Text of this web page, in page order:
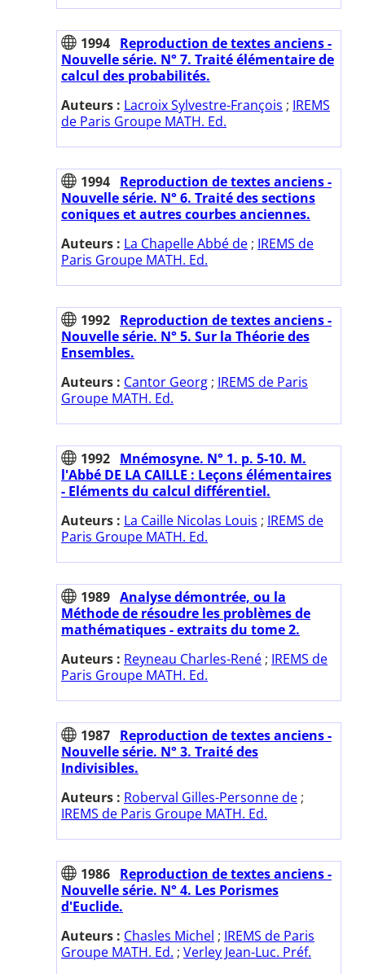
1994 Reproduction de textes anciens -
Nouvelle série. N° 7. Traité élémentaire de
calcul des probabilités.
Auteurs : Lacroix Sylvestre-François ; IREMS
de Paris Groupe MATH. Ed.
1994 Reproduction de textes anciens -
Nouvelle série. N° 6. Traité des sections
coniques et autres courbes anciennes.
Auteurs : La Chapelle Abbé de ; IREMS de
Paris Groupe MATH. Ed.
1992 Reproduction de textes anciens -
Nouvelle série. N° 5. Sur la Théorie des
Ensembles.
Auteurs : Cantor Georg ; IREMS de Paris
Groupe MATH. Ed.
1992 Mnémosyne. N° 1. p. 5-10. M.
l'Abbé DE LA CAILLE : Leçons élémentaires
- Eléments du calcul différentiel.
Auteurs : La Caille Nicolas Louis ; IREMS de
Paris Groupe MATH. Ed.
1989 Analyse démontrée, ou la
Méthode de résoudre les problèmes de
mathématiques - extraits du tome 2.
Auteurs : Reyneau Charles-René ; IREMS de
Paris Groupe MATH. Ed.
1987 Reproduction de textes anciens -
Nouvelle série. N° 3. Traité des
Indivisibles.
Auteurs : Roberval Gilles-Personne de ;
IREMS de Paris Groupe MATH. Ed.
1986 Reproduction de textes anciens -
Nouvelle série. N° 4. Les Porismes
d'Euclide.
Auteurs : Chasles Michel ; IREMS de Paris
Groupe MATH. Ed. ; Verley Jean-Luc. Préf.